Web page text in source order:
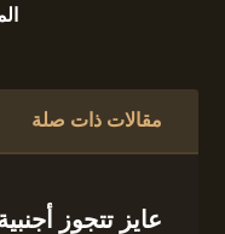
مقالات ذات صلة
عايز تتجوز